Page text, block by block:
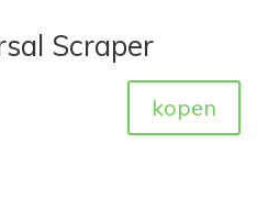
Scraper
kopen